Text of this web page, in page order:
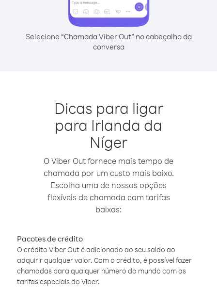
Selecione “Chamada Viber Out” no cabeçalho da
conversa
Dicas para ligar
para Irlanda da
Níger
O Viber Out fornece mais tempo de
chamada por um custo mais baixo.
Escolha uma de nossas opções
flexíveis de chamada com tarifas
baixas:
Pacotes de crédito
O crédito Viber Out é adicionado ao seu saldo ao
adquirir qualquer valor. Com o crédito, é possível fazer
chamadas para qualquer número do mundo com as
tarifas especiais do Viber.